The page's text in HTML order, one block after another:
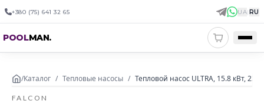
+380 (75) 641 32 65 UA|RU
POOLMAN.
/Каталог / Тепловые насосы / Тепловой насос ULTRA, 15.8 кВт,
FALCON